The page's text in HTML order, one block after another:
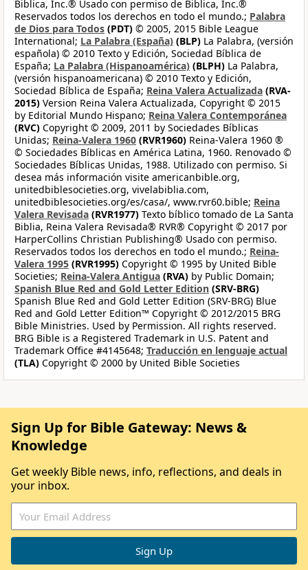
Biblica, Inc.® Usado con permiso de Biblica, Inc.®
Reservados todos los derechos en todo el mundo.; Palabra
de Dios para Todos (PDT) © 2005, 2015 Bible League
International; La Palabra (España) (BLP) La Palabra, (versión
española) © 2010 Texto y Edición, Sociedad Bíblica de
España; La Palabra (Hispanoamérica) (BLPH) La Palabra,
(versión hispanoamericana) © 2010 Texto y Edición,
Sociedad Bíblica de España; Reina Valera Actualizada (RVA-
2015) Version Reina Valera Actualizada, Copyright © 2015
by Editorial Mundo Hispano; Reina Valera Contemporánea
(RVC) Copyright © 2009, 2011 by Sociedades Bíblicas
Unidas; Reina-Valera 1960 (RVR1960) Reina-Valera 1960 ®
© Sociedades Bíblicas en América Latina, 1960. Renovado ©
Sociedades Bíblicas Unidas, 1988. Utilizado con permiso. Si
desea más información visite americanbible.org,
unitedbiblesocieties.org, vivelabiblia.com,
unitedbiblesocieties.org/es/casa/, www.rvr60.bible; Reina
Valera Revisada (RVR1977) Texto bíblico tomado de La Santa
Biblia, Reina Valera Revisada® RVR® Copyright © 2017 por
HarperCollins Christian Publishing® Usado con permiso.
Reservados todos los derechos en todo el mundo.; Reina-
Valera 1995 (RVR1995) Copyright © 1995 by United Bible
Societies; Reina-Valera Antigua (RVA) by Public Domain;
Spanish Blue Red and Gold Letter Edition (SRV-BRG)
Spanish Blue Red and Gold Letter Edition (SRV-BRG) Blue
Red and Gold Letter Edition™ Copyright © 2012/2015 BRG
Bible Ministries. Used by Permission. All rights reserved.
BRG Bible is a Registered Trademark in U.S. Patent and
Trademark Office #4145648; Traducción en lenguaje actual
(TLA) Copyright © 2000 by United Bible Societies
Sign Up for Bible Gateway: News &
Knowledge
Get weekly Bible news, info, reflections, and deals in
your inbox.